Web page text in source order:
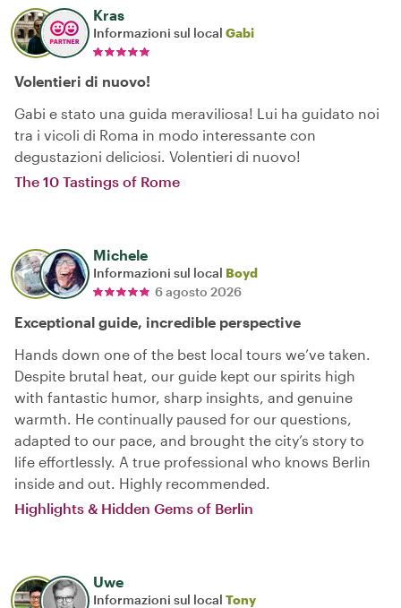
Kras
Informazioni sul local Gabi
Volentieri di nuovo!
Gabi e stato una guida meraviliosa! Lui ha guidato noi
tra i vicoli di Roma in modo interessante con
degustazioni deliciosi. Volentieri di nuovo!
The 10 Tastings of Rome
Michele
Informazioni sul local Boyd
6 agosto 2026
Exceptional guide, incredible perspective
Hands down one of the best local tours we’ve taken.
Despite brutal heat, our guide kept our spirits high
with fantastic humor, sharp insights, and genuine
warmth. He continually paused for our questions,
adapted to our pace, and brought the city’s story to
life effortlessly. A true professional who knows Berlin
inside and out. Highly recommended.
Highlights & Hidden Gems of Berlin
Uwe
Informazioni sul local Tony